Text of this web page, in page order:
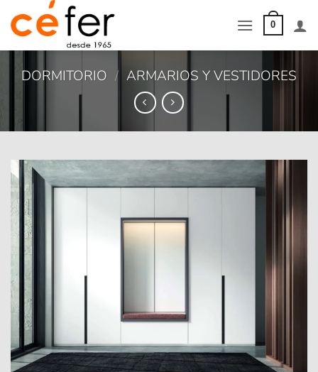
0
DORMITORIO / ARMARIOS Y VESTIDORES